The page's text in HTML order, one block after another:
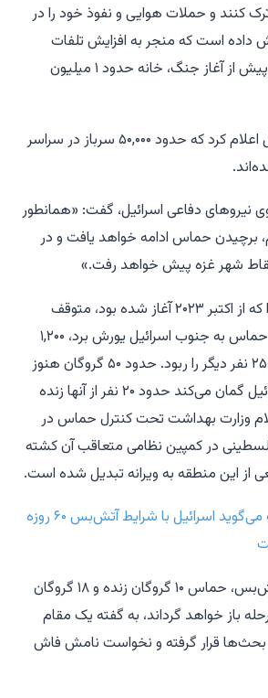
کنند و حملات هوایی و نفوذ خود را در
داده است که منجر به افزایش تلفات
شده است. شهر غزه پیش از آغاز جنگ، خانه حدود ۱ میلیون
تلویزیون N12 اسرائیل اعلام کرد که حدود ۵۰,۰۰۰ سرباز در سراسر
نیروهای دفاعی اسرائیل، گفت: «همانطور
برچیدن حماس ادامه خواهد یافت و در
شهر غزه پیش خواهد رفت.»
یک آتش‌بس، جنگی را که از اکتبر ۲۰۲۳ آغاز شده بود، متوقف
خواهد کرد؛ زمانی که حماس به جنوب اسرائیل یورش برد، ۱,۲۰۰
نفر را کشت و حدود ۲۵۰ نفر دیگر را ربود. حدود ۵۰ گروگان هنوز
در غزه هستند و اسرائیل گمان می‌کند حدود ۲۰ نفر از آنها زنده
وزارت بهداشت تحت کنترل حماس در
بیش از ۵۷,۰۰۰ فلسطینی در کمپین نظامی متعاقب آن کشته
از این منطقه به ویرانه تبدیل شده است.
ترامپ می‌گوید اسرائیل با شرایط آتش‌بس ۶۰ روزه
بر اساس پیشنهاد آتش‌بس، حماس ۱۰ گروگان زنده و ۱۸ گروگان
باز خواهد گرداند، به گفته یک مقام
بحث‌ها قرار گرفته و نخواست نامش فاش